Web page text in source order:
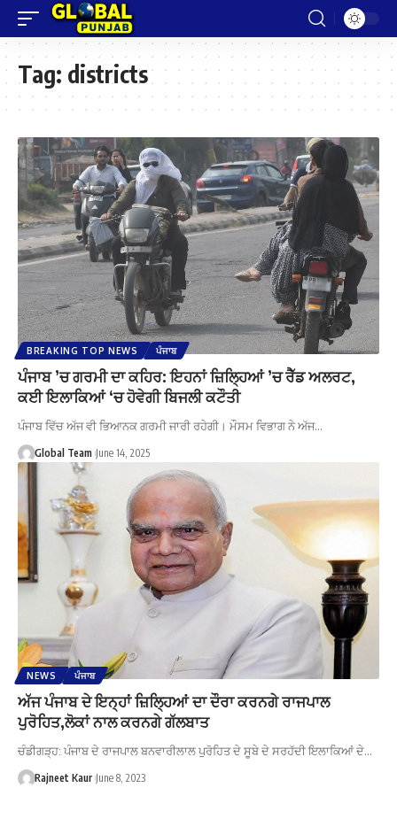
Tag: districts
BREAKING TOP NEWS ਪੰਜਾਬ
ਪੰਜਾਬ ’ਚ ਗਰਮੀ ਦਾ ਕਹਿਰ: ਇਹਨਾਂ ਜ਼ਿਲ੍ਹਿਆਂ ’ਚ ਰੈੱਡ ਅਲਰਟ,
ਕਈ ਇਲਾਕਿਆਂ ‘ਚ ਹੋਵੇਗੀ ਬਿਜਲੀ ਕਟੌਤੀ
ਪੰਜਾਬ ਵਿੱਚ ਅੱਜ ਵੀ ਭਿਆਨਕ ਗਰਮੀ ਜਾਰੀ ਰਹੇਗੀ। ਮੌਸਮ ਵਿਭਾਗ ਨੇ ਅੱਜ…
Global Team June 14, 2025
NEWS ਪੰਜਾਬ
ਅੱਜ ਪੰਜਾਬ ਦੇ ਇਨ੍ਹਾਂ ਜ਼ਿਲ੍ਹਿਆਂ ਦਾ ਦੌਰਾ ਕਰਨਗੇ ਰਾਜਪਾਲ
ਪੁਰੋਹਿਤ,ਲੋਕਾਂ ਨਾਲ ਕਰਨਗੇ ਗੱਲਬਾਤ
ਚੰਡੀਗੜ੍ਹ: ਪੰਜਾਬ ਦੇ ਰਾਜਪਾਲ ਬਨਵਾਰੀਲਾਲ ਪੁਰੋਹਿਤ ਦੇ ਸੂਬੇ ਦੇ ਸਰਹੱਦੀ ਇਲਾਕਿਆਂ ਦੇ…
Rajneet Kaur June 8, 2023